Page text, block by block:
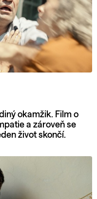
okamžik. Film o
a zároveň se
život skončí.